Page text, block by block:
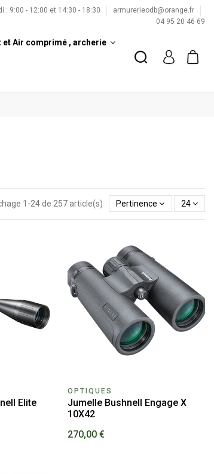
: 9:00 - 12:00 et 14:30 - 18:30
armurerieodb@orange.fr
04 95 20 46 69
et Air comprimé , archerie
1-24 de 257 article(s) Pertinence 24
Elite
OPTIQUES
Jumelle Bushnell Engage X
10X42
270,00 €